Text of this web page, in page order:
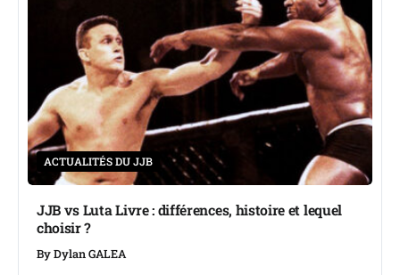
ACTUALITÉS DU JJB
JJB vs Luta Livre : différences, histoire et lequel
choisir ?
ByDylan GALEA